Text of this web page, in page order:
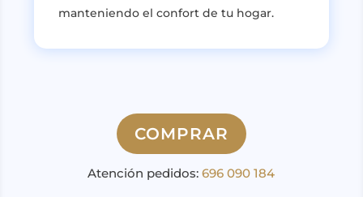
manteniendo el confort de tu hogar.
COMPRAR
Atención pedidos:696 090 184